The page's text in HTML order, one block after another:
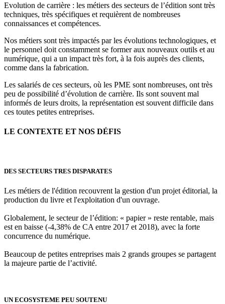
Evolution de carrière : les métiers des secteurs de l’édition sont très
techniques, très spécifiques et requièrent de nombreuses
connaissances et compétences.
Nos métiers sont très impactés par les évolutions technologiques, et
le personnel doit constamment se former aux nouveaux outils et au
numérique, qui a un impact très fort, à la fois auprès des clients,
comme dans la fabrication.
Les salariés de ces secteurs, où les PME sont nombreuses, ont très
peu de possibilité d’évolution de carrière. Ils sont souvent mal
informés de leurs droits, la représentation est souvent difficile dans
ces toutes petites entreprises.
LE CONTEXTE ET NOS DÉFIS
DES SECTEURS TRES DISPARATES
Les métiers de l'édition recouvrent la gestion d'un projet éditorial, la
production du livre et l'exploitation d'un ouvrage.
Globalement, le secteur de l’édition: « papier » reste rentable, mais
est en baisse (-4,38% de CA entre 2017 et 2018), avec la forte
concurrence du numérique.
Beaucoup de petites entreprises mais 2 grands groupes se partagent
la majeure partie de l’activité.
UN ECOSYSTEME PEU SOUTENU